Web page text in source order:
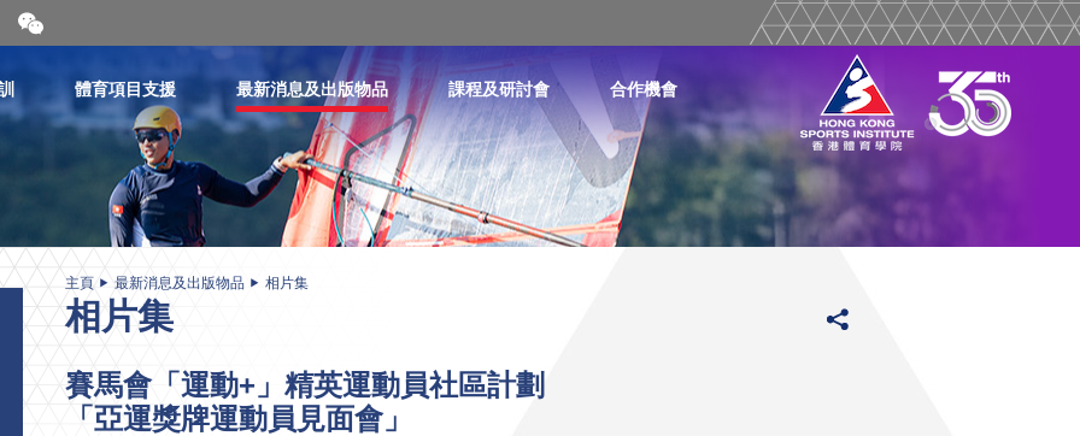
開
合
二
維
體育項目支援 最新消息及出版物品 課程及研討會 合作機會
主頁 最新消息及出版物品 相片集
相片集
賽馬會「運動+」精英運動員社區計劃
「亞運獎牌運動員見面會」